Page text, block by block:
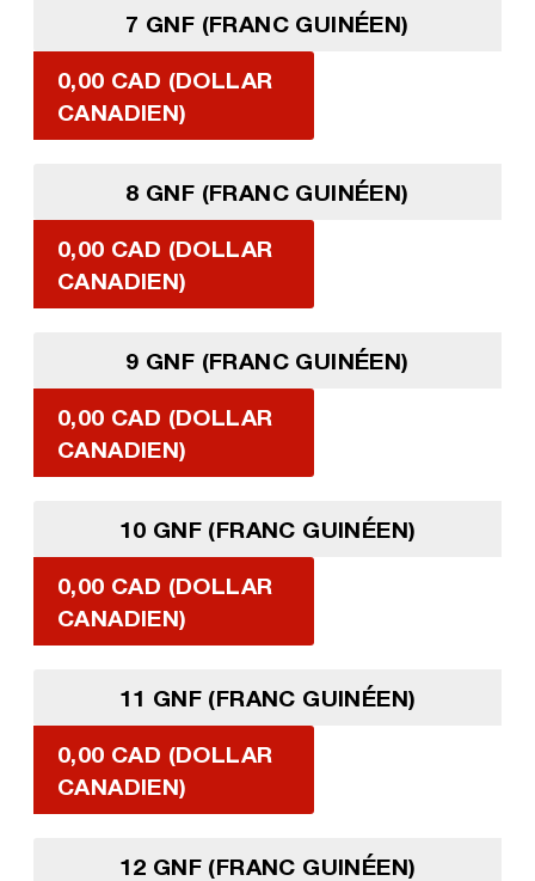
7 GNF (FRANC GUINÉEN)
0,00 CAD (DOLLAR
CANADIEN)
8 GNF (FRANC GUINÉEN)
0,00 CAD (DOLLAR
CANADIEN)
9 GNF (FRANC GUINÉEN)
0,00 CAD (DOLLAR
CANADIEN)
10 GNF (FRANC GUINÉEN)
0,00 CAD (DOLLAR
CANADIEN)
11 GNF (FRANC GUINÉEN)
0,00 CAD (DOLLAR
CANADIEN)
12 GNF (FRANC GUINÉEN)